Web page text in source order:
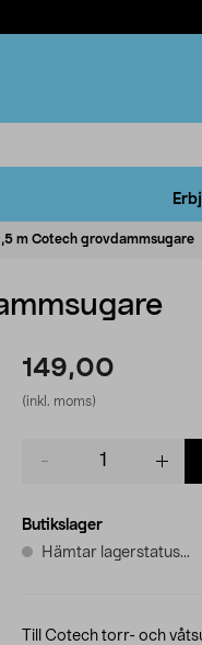
m Cotech grovdammsugare
149,00
(inkl. moms)
Butikslager
Hämtar lagerstatus...
Till Cotech torr- och